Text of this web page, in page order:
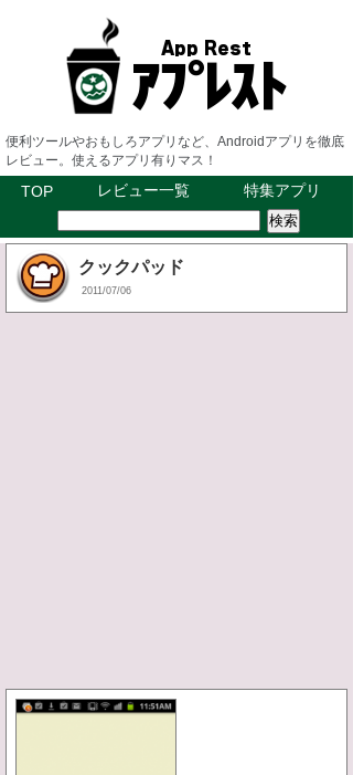
便利ツールやおもしろアプリなど、Androidアプリを徹底
レビュー。使えるアプリ有りマス！
TOP レビュー一覧 特集アプリ
クックパッド
2011/07/06